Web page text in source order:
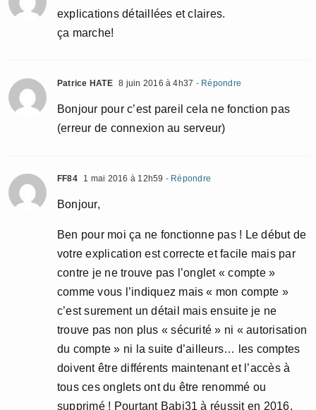
explications détaillées et claires.
ça marche!
Patrice HATE 8 juin 2016 à 4h37 - Répondre
Bonjour pour c’est pareil cela ne fonction pas
(erreur de connexion au serveur)
FF84 1 mai 2016 à 12h59 - Répondre
Bonjour,
Ben pour moi ça ne fonctionne pas ! Le début de
votre explication est correcte et facile mais par
contre je ne trouve pas l’onglet « compte »
comme vous l’indiquez mais « mon compte »
c’est surement un détail mais ensuite je ne
trouve pas non plus « sécurité » ni « autorisation
du compte » ni la suite d’ailleurs… les comptes
doivent être différents maintenant et l’accès à
tous ces onglets ont du être renommé ou
supprimé ! Pourtant Babi31 à réussit en 2016,